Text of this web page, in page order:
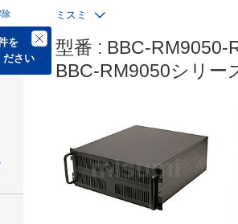
除
を
ださい
ミスミ
型番 : BBC-RM9050-
BBC-RM9050シリー